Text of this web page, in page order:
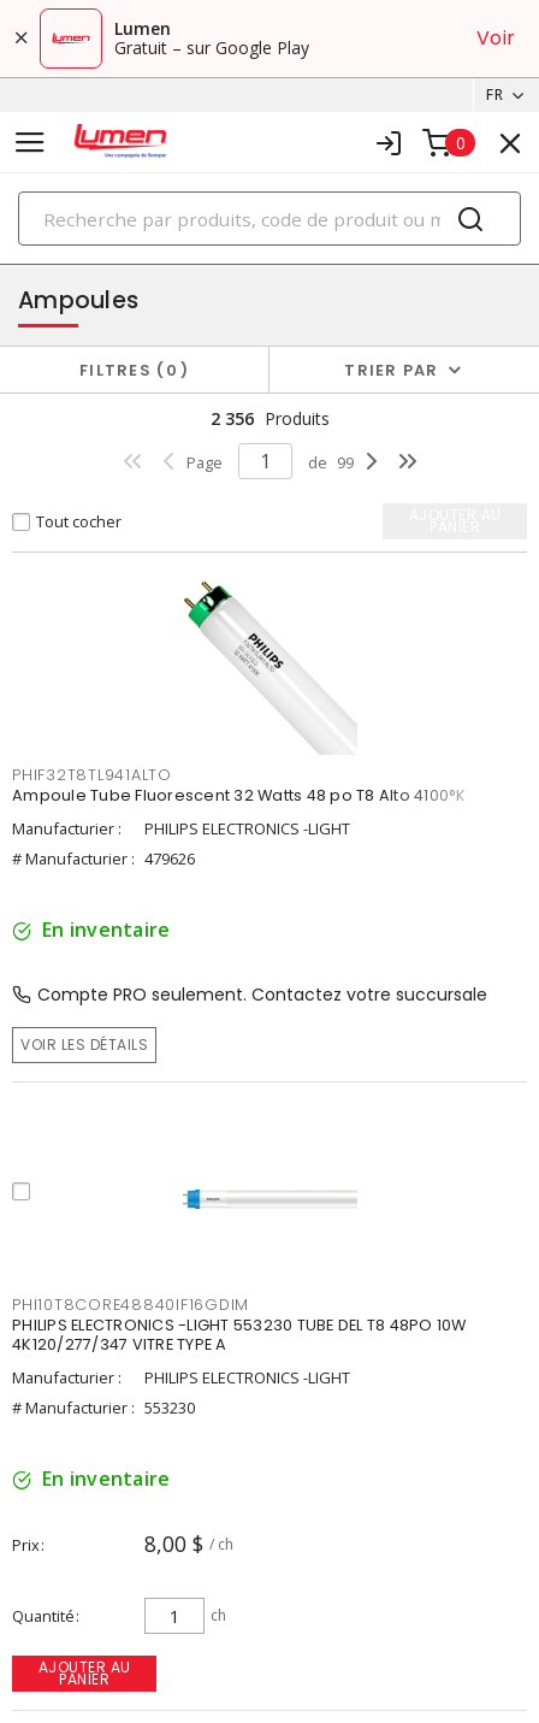
Lumen
Gratuit – sur Google Play
Voir
FR
0
PRODUITS
éclairage
Ampoules
FILTRES 0 TRIER PAR
2 356 Produits
Page de 99
Tout cocher
PHIF32T8TL941ALTO
Ampoule Tube Fluorescent 32 Watts 48 po T8 Alto 4100°K
Manufacturier :
PHILIPS ELECTRONICS -LIGHT
# Manufacturier : 479626
En inventaire
Compte PRO seulement. Contactez votre succursale
VOIR LES DÉTAILS
PHI10T8CORE48840IF16GDIM
PHILIPS ELECTRONICS -LIGHT 553230 TUBE DEL T8 48PO 10W
4K120/277/347 VITRE TYPE A
Manufacturier :
PHILIPS ELECTRONICS -LIGHT
# Manufacturier : 553230
En inventaire
Prix 8,00 $ / ch
Quantité ch
AJOUTER AU
PANIER